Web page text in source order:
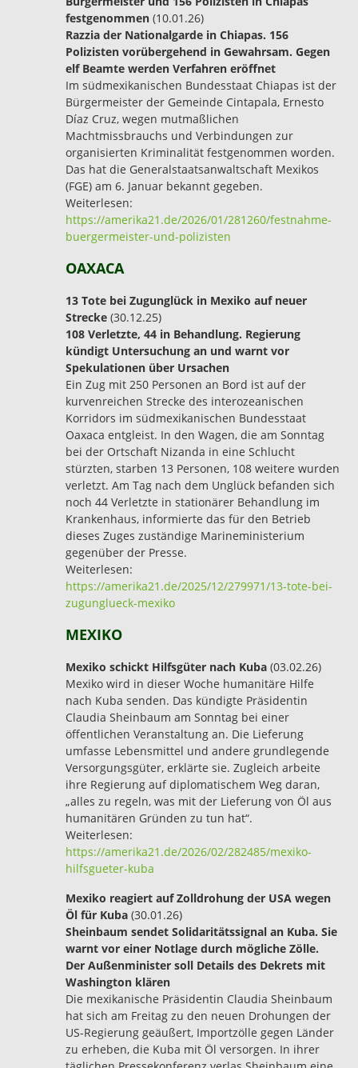
festgenommen (10.01.26)
Razzia der Nationalgarde in Chiapas. 156
Polizisten vorübergehend in Gewahrsam. Gegen
elf Beamte werden Verfahren eröffnet
Im südmexikanischen Bundesstaat Chiapas ist der
Bürgermeister der Gemeinde Cintapala, Ernesto
Díaz Cruz, wegen mutmaßlichen
Machtmissbrauchs und Verbindungen zur
organisierten Kriminalität festgenommen worden.
Das hat die Generalstaatsanwaltschaft Mexikos
(FGE) am 6. Januar bekannt gegeben.
Weiterlesen:
https://amerika21.de/2026/01/281260/festnahme-
buergermeister-und-polizisten
OAXACA
13 Tote bei Zugunglück in Mexiko auf neuer
Strecke (30.12.25)
108 Verletzte, 44 in Behandlung. Regierung
kündigt Untersuchung an und warnt vor
Spekulationen über Ursachen
Ein Zug mit 250 Personen an Bord ist auf der
kurvenreichen Strecke des interozeanischen
Korridors im südmexikanischen Bundesstaat
Oaxaca entgleist. In den Wagen, die am Sonntag
bei der Ortschaft Nizanda in eine Schlucht
stürzten, starben 13 Personen, 108 weitere wurden
verletzt. Am Tag nach dem Unglück befanden sich
noch 44 Verletzte in stationärer Behandlung im
Krankenhaus, informierte das für den Betrieb
dieses Zuges zuständige Marineministerium
gegenüber der Presse.
Weiterlesen:
https://amerika21.de/2025/12/279971/13-tote-bei-
zugunglueck-mexiko
MEXIKO
Mexiko schickt Hilfsgüter nach Kuba (03.02.26)
Mexiko wird in dieser Woche humanitäre Hilfe
nach Kuba senden. Das kündigte Präsidentin
Claudia Sheinbaum am Sonntag bei einer
öffentlichen Veranstaltung an. Die Lieferung
umfasse Lebensmittel und andere grundlegende
Versorgungsgüter, erklärte sie. Zugleich arbeite
ihre Regierung auf diplomatischem Weg daran,
„alles zu regeln, was mit der Lieferung von Öl aus
humanitären Gründen zu tun hat“.
Weiterlesen:
https://amerika21.de/2026/02/282485/mexiko-
hilfsgueter-kuba
Mexiko reagiert auf Zolldrohung der USA wegen
Öl für Kuba (30.01.26)
Sheinbaum sendet Solidaritätssignal an Kuba. Sie
warnt vor einer Notlage durch mögliche Zölle.
Der Außenminister soll Details des Dekrets mit
Washington klären
Die mexikanische Präsidentin Claudia Sheinbaum
hat sich am Freitag zu den neuen Drohungen der
US-Regierung geäußert, Importzölle gegen Länder
zu erheben, die Kuba mit Öl versorgen. In ihrer